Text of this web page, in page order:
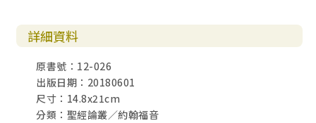
47.走出[比]的軟弱
48.跟隨主，只有一條路
49.盡心盡性盡力盡意來愛主
詳細資料
原書號：12-026
出版日期：20180601
尺寸：14.8x21cm
分類：聖經論叢／約翰福音